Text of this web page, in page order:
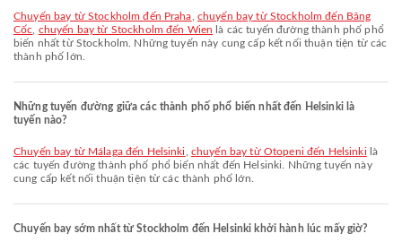
chuyến bay từ Stockholm đến Praha chuyến bay từ Stockholm đến Băng
Cốc
chuyến bay từ Stockholm đến Wien là các tuyến đường thành phố phổ
biến nhất từ Stockholm. Những tuyến này cung cấp kết nối thuận tiện từ các
thành phố lớn.
Những tuyến đường giữa các thành phố phổ biến nhất đến Helsinki là
tuyến nào?
chuyến bay từ Málaga đến Helsinki chuyến bay từ Otopeni đến Helsinki là
các tuyến đường thành phố phổ biến nhất đến Helsinki. Những tuyến này
cung cấp kết nối thuận tiện từ các thành phố lớn.
Chuyến bay sớm nhất từ Stockholm đến Helsinki khởi hành lúc mấy giờ?